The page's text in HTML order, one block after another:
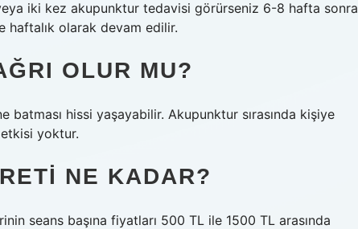
iki kez akupunktur tedavisi görürseniz 6-8 hafta sonra
olarak devam edilir.
OLUR MU?
hissi yaşayabilir. Akupunktur sırasında kişiye
yoktur.
NE KADAR?
seans başına fiyatları 500 TL ile 1500 TL arasında